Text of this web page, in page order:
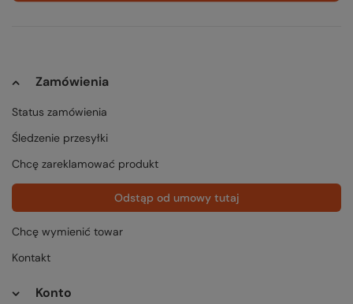
Zamówienia
Status zamówienia
Śledzenie przesyłki
Chcę zareklamować produkt
Odstąp od umowy tutaj
Chcę wymienić towar
Kontakt
Konto